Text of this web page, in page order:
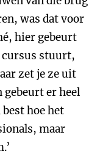
was dat voor
hier gebeurt
cursus stuurt,
zet je ze uit
er heel
hoe het
maar